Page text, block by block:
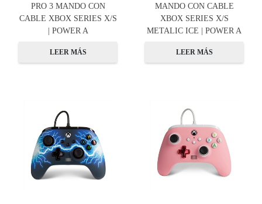
PRO 3 MANDO CON
CABLE XBOX SERIES X/S
| POWER A
LEER MÁS
MANDO CON CABLE
XBOX SERIES X/S
METALIC ICE | POWER A
LEER MÁS